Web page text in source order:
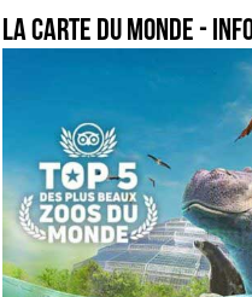
la carte du monde -